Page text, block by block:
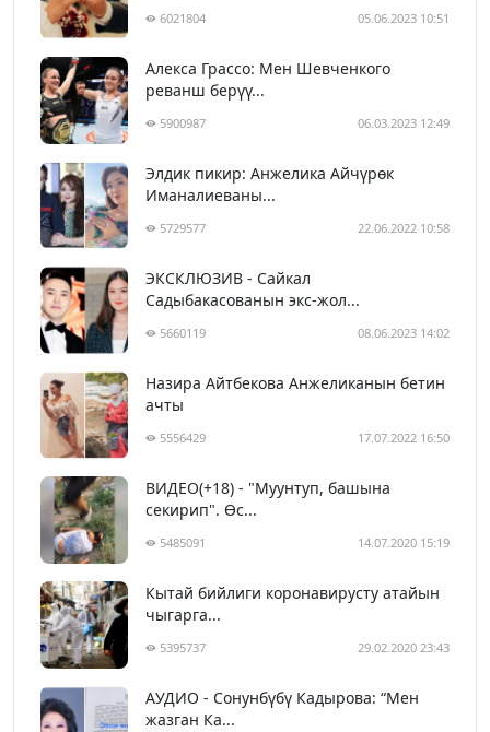
6021804 05.06.2023 10:51
Алекса Грассо: Мен Шевченкого
реванш берүү...
5900987 06.03.2023 12:49
Элдик пикир: Анжелика Айчүрөк
Иманалиеваны...
5729577 22.06.2022 10:58
ЭКСКЛЮЗИВ - Сайкал
Садыбакасованын экс-жол...
5660119 08.06.2023 14:02
Назира Айтбекова Анжеликанын бетин
ачты
5556429 17.07.2022 16:50
ВИДЕО(+18) - "Муунтуп, башына
секирип". Өс...
5485091 14.07.2020 15:19
Кытай бийлиги коронавирусту атайын
чыгарга...
5395737 29.02.2020 23:43
АУДИО - Сонунбүбү Кадырова: “Мен
жазган Ка...